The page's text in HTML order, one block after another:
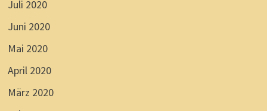
Juli 2020
Juni 2020
Mai 2020
April 2020
März 2020